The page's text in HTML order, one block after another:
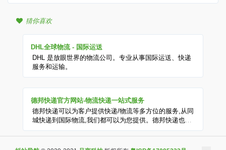
猜你喜欢
DHL全球物流 - 国际运送
DHL 是放眼世界的物流公司。专业从事国际运送、快递
服务和运输。
德邦快递官方网站-物流快递一站式服务
德邦快递可以为客户提供快递/物流等多方位的服务,从同
城快递到国际物流,我们都可以为您提供。德邦快递也是
快递物流行业中的老品牌了,超过10年服务经验让我们的
快递物流服务更专业,让客户更省心